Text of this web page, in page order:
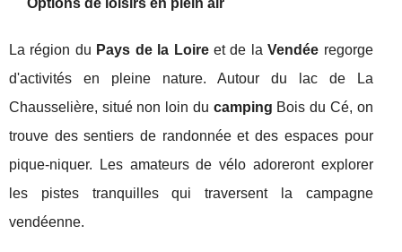
Options de loisirs en plein air
La région du Pays de la Loireet de laVendée regorge
d'activités en pleine nature. Autour du lac de La
Chausselière, situé non loin du camping Bois du Cé, on
trouve des sentiers de randonnée et des espaces pour
pique-niquer. Les amateurs de vélo adoreront explorer
les pistes tranquilles qui traversent la campagne
vendéenne.